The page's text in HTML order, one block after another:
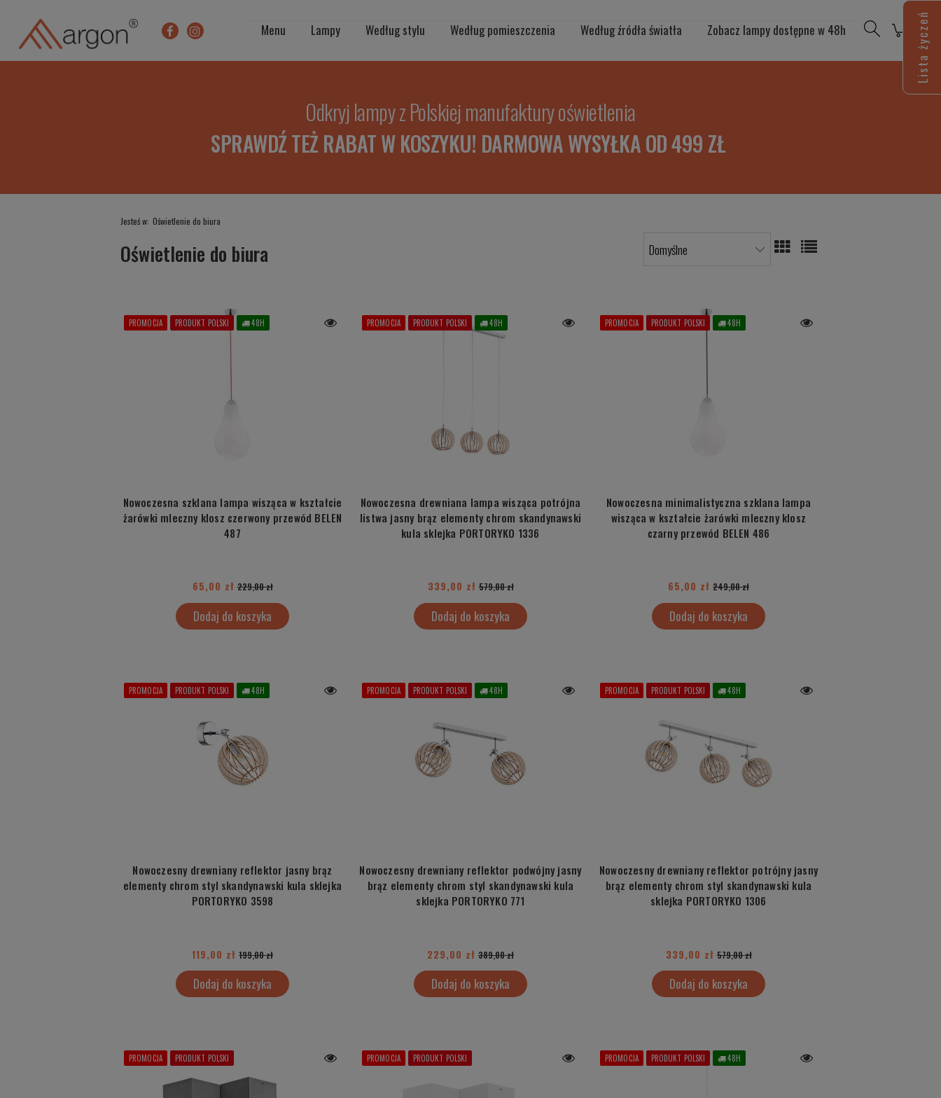
Menu Lampy Według stylu Według pomieszczenia Według źródła światła Zobacz lampy dostępne w 48h
Odkryj lampy z Polskiej manufaktury oświetlenia
SPRAWDŹ TEŻ RABAT W KOSZYKU! DARMOWA WYSYŁKA OD 499 ZŁ
Jesteś w: Oświetlenie do biura
Oświetlenie do biura
Nowoczesna szklana lampa wisząca w kształcie
żarówki mleczny klosz czerwony przewód BELEN
487
65,00 zł 229,00 zł
Dodaj do koszyka
PROMOCJA PRODUKT POLSKI 48H
Nowoczesna drewniana lampa wisząca potrójna
listwa jasny brąz elementy chrom skandynawski
kula sklejka PORTORYKO 1336
339,00 zł 579,00 zł
Dodaj do koszyka
PROMOCJA PRODUKT POLSKI 48H
Nowoczesna minimalistyczna szklana lampa
wisząca w kształcie żarówki mleczny klosz
czarny przewód BELEN 486
65,00 zł 249,00 zł
Dodaj do koszyka
PROMOCJA PRODUKT POLSKI 48H
Nowoczesny drewniany reflektor jasny brąz
elementy chrom styl skandynawski kula sklejka
PORTORYKO 3598
119,00 zł 199,00 zł
Dodaj do koszyka
PROMOCJA PRODUKT POLSKI 48H
Nowoczesny drewniany reflektor podwójny jasny
brąz elementy chrom styl skandynawski kula
sklejka PORTORYKO 771
229,00 zł 389,00 zł
Dodaj do koszyka
PROMOCJA PRODUKT POLSKI 48H
Nowoczesny drewniany reflektor potrójny jasny
brąz elementy chrom styl skandynawski kula
sklejka PORTORYKO 1306
339,00 zł 579,00 zł
Dodaj do koszyka
PROMOCJA PRODUKT POLSKI 48H
PROMOCJA PRODUKT POLSKI PROMOCJA PRODUKT POLSKI PROMOCJA PRODUKT POLSKI 48H
Lista życzeń